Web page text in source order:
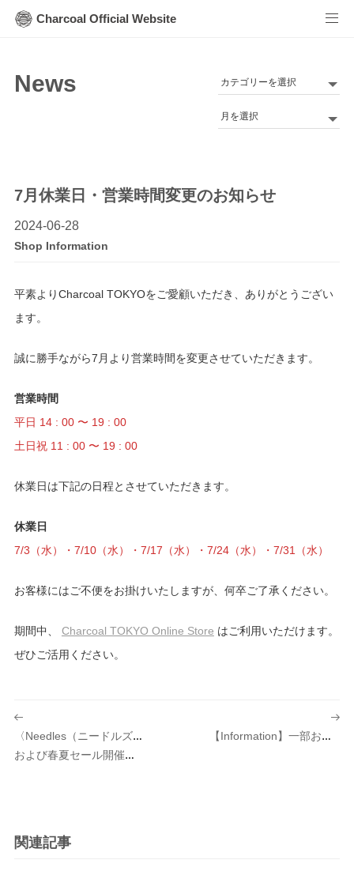
Charcoal Official Website
News
カ
ゴArchives
7月休業日・営業時間変更のお知らせ
2024-06-28
Shop Information
平素よりCharcoal TOKYOをご愛顧いただき、ありがとうござい
ます。
誠に勝手ながら7月より営業時間を変更させていただきます。
営業時間
平日 14 : 00 〜 19 : 00
土日祝 11 : 00 〜 19 : 00
休業日は下記の日程とさせていただきます。
休業日
7/3（水）・7/10（水）・7/17（水）・7/24（水）・7/31（水）
お客様にはご不便をお掛けいたしますが、何卒ご了承ください。
期間中、 Charcoal TOKYO Online Store はご利用いただけます。
ぜひご活用ください。
投
稿
ナ
シ
【Information】一部お値下げ商品のご案内
〈Needles（ニードルズ）〉別注商品発売
および春夏セール開催のお知らせ
関連記事